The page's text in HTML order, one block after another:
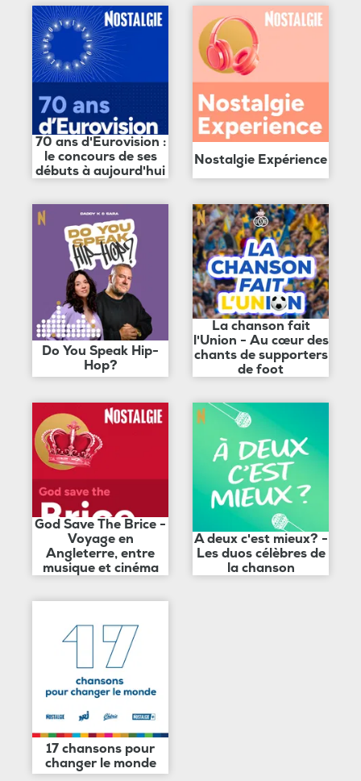
70 ans d'Eurovision :
le concours de ses
débuts à aujourd'hui
Nostalgie Expérience
Do You Speak Hip-
Hop?
La chanson fait
l'Union - Au cœur des
chants de supporters
de foot
God Save The Brice -
Voyage en
Angleterre, entre
musique et cinéma
A deux c'est mieux? -
Les duos célèbres de
la chanson
17 chansons pour
changer le monde